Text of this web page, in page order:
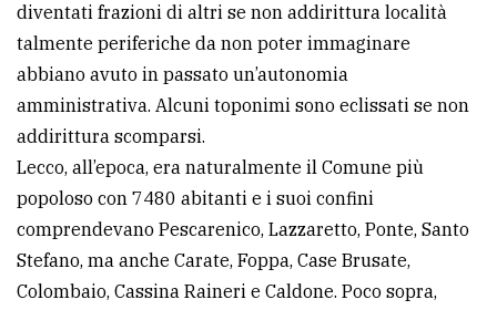
diventati frazioni di altri se non addirittura località
talmente periferiche da non poter immaginare
abbiano avuto in passato un’autonomia
amministrativa. Alcuni toponimi sono eclissati se non
addirittura scomparsi.
Lecco, all’epoca, era naturalmente il Comune più
popoloso con 7480 abitanti e i suoi confini
comprendevano Pescarenico, Lazzaretto, Ponte, Santo
Stefano, ma anche Carate, Foppa, Case Brusate,
Colombaio, Cassina Raineri e Caldone. Poco sopra,